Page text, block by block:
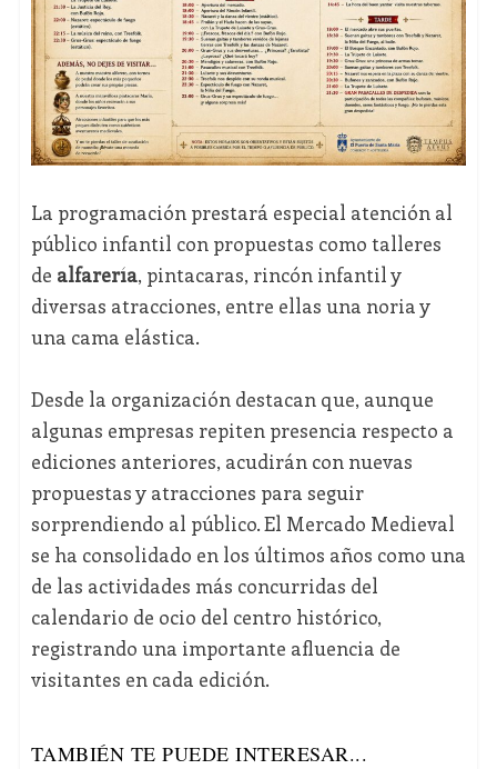
La programación prestará especial atención al
público infantil con propuestas como talleres
de alfarería, pintacaras, rincón infantil y
diversas atracciones, entre ellas una noria y
una cama elástica.
Desde la organización destacan que, aunque
algunas empresas repiten presencia respecto a
ediciones anteriores, acudirán con nuevas
propuestas y atracciones para seguir
sorprendiendo al público. El Mercado Medieval
se ha consolidado en los últimos años como una
de las actividades más concurridas del
calendario de ocio del centro histórico,
registrando una importante afluencia de
visitantes en cada edición.
TAMBIÉN TE PUEDE INTERESAR...